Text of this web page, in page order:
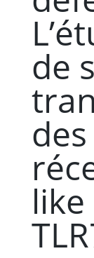
de
like